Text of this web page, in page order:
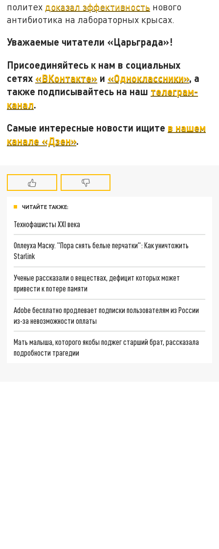
политех доказал эффективность нового
антибиотика на лабораторных крысах.
Уважаемые читатели «Царьграда»!
Присоединяйтесь к нам в социальных
сетях «ВКонтакте» и «Одноклассники», а
также подписывайтесь на наш телеграм-
канал.
Самые интересные новости ищите в нашем
канале «Дзен».
ЧИТАЙТЕ ТАКЖЕ:
Технофашисты XXI века
Оплеуха Маску. "Пора снять белые перчатки": Как уничтожить
Starlink
Ученые рассказали о веществах, дефицит которых может
привести к потере памяти
Adobe бесплатно продлевает подписки пользователям из России
из-за невозможности оплаты
Мать малыша, которого якобы поджег старший брат, рассказала
подробности трагедии